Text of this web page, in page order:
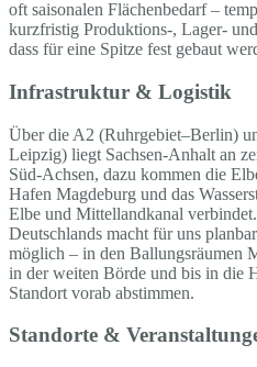
oft saisonalen Flächenbedarf –
kurzfristig Produktions-, Lager-
dass für eine Spitze fest gebaut
Infrastruktur & Logistik
Über die A2 (Ruhrgebiet–Berlin)
Leipzig) liegt Sachsen-Anhalt an
Süd-Achsen, dazu kommen die
Hafen Magdeburg und das
Elbe und Mittellandkanal
Deutschlands macht für uns
möglich – in den Ballungsräumen
in der weiten Börde und bis in die
Standort vorab abstimmen.
Standorte &